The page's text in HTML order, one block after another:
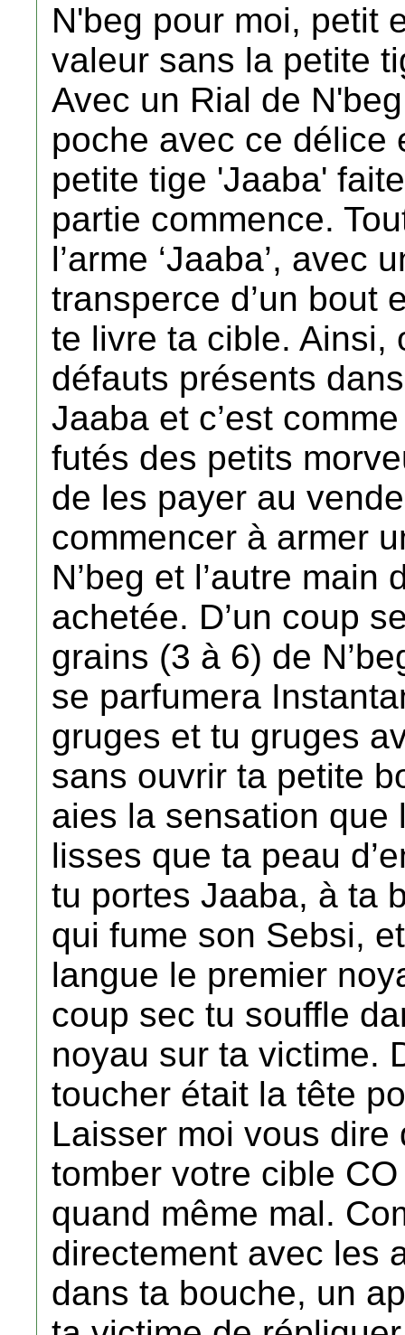
N'beg pour moi, petit
valeur sans la petite
Avec un Rial de
poche avec ce délice
petite tige 'Jaaba'
partie commence.
l’arme ‘Jaaba’, avec
transperce d’un bout
te livre ta cible. Ainsi,
défauts présents
Jaaba et c’est
futés des petits
de les payer au
commencer à armer
N’beg et l’autre
achetée. D’un coup
grains (3 à 6) de
se parfumera
gruges et tu gruges
sans ouvrir ta petite
aies la sensation que
lisses que ta peau
tu portes Jaaba, à ta
qui fume son Sebsi,
langue le premier
coup sec tu souffle
noyau sur ta victime.
toucher était la tête
Laisser moi vous
tomber votre cible
quand même mal.
directement avec les
dans ta bouche, un